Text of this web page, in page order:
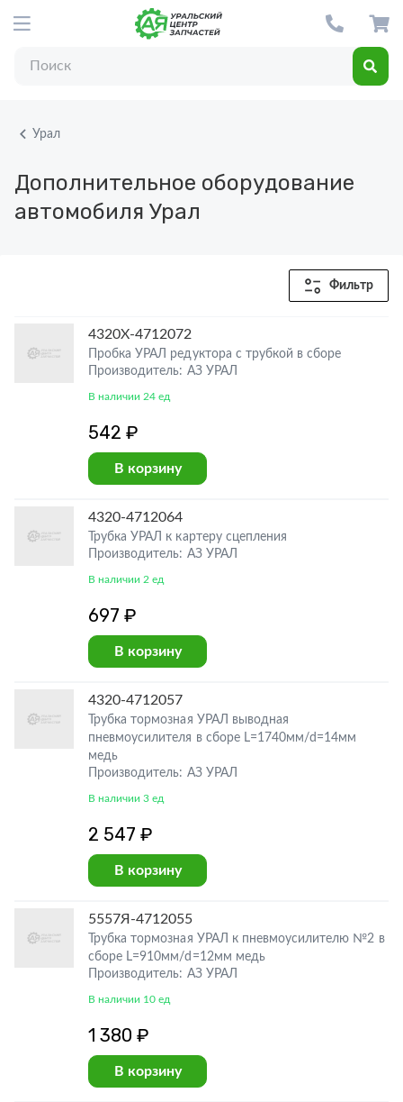
Урал
Дополнительное оборудование
автомобиля Урал
Фильтр
4320Х-4712072
Пробка УРАЛ редуктора с трубкой в сборе
Производитель: АЗ УРАЛ
В наличии 24 ед
542 ₽
В корзину
4320-4712064
Трубка УРАЛ к картеру сцепления
Производитель: АЗ УРАЛ
В наличии 2 ед
697 ₽
В корзину
4320-4712057
Трубка тормозная УРАЛ выводная
пневмоусилителя в сборе L=1740мм/d=14мм
медь
Производитель: АЗ УРАЛ
В наличии 3 ед
2 547 ₽
В корзину
5557Я-4712055
Трубка тормозная УРАЛ к пневмоусилителю №2 в
сборе L=910мм/d=12мм медь
Производитель: АЗ УРАЛ
В наличии 10 ед
1 380 ₽
В корзину